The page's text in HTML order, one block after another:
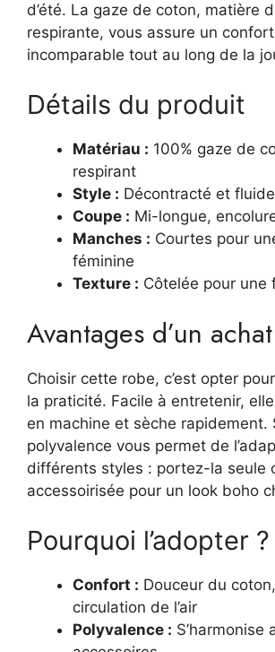
d’été. La gaze de coton, matière
respirante, vous assure un confort
incomparable tout au long de la
Détails du produit
Matériau : 100% gaze de
respirant
Style : Décontracté et fluide
Coupe : Mi-longue,
Manches : Courtes pour
féminine
Texture : Côtelée pour une
Avantages d’un achat
Choisir cette robe, c’est opter
la praticité. Facile à entretenir,
en machine et sèche rapidement.
polyvalence vous permet de
différents styles : portez-la seule
accessoirisée pour un look boho
Pourquoi l’adopter ?
Confort : Douceur du
circulation de l’air
Polyvalence : S’harmonise